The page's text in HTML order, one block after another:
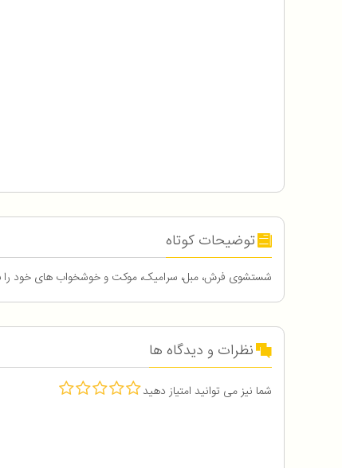
توضیحات کوتاه
شستشوی فرش، مبل، سرامیک، موکت و خوشخواب های خود را با
نظرات و دیدگاه ها
شما نیز می توانید امتیاز دهید